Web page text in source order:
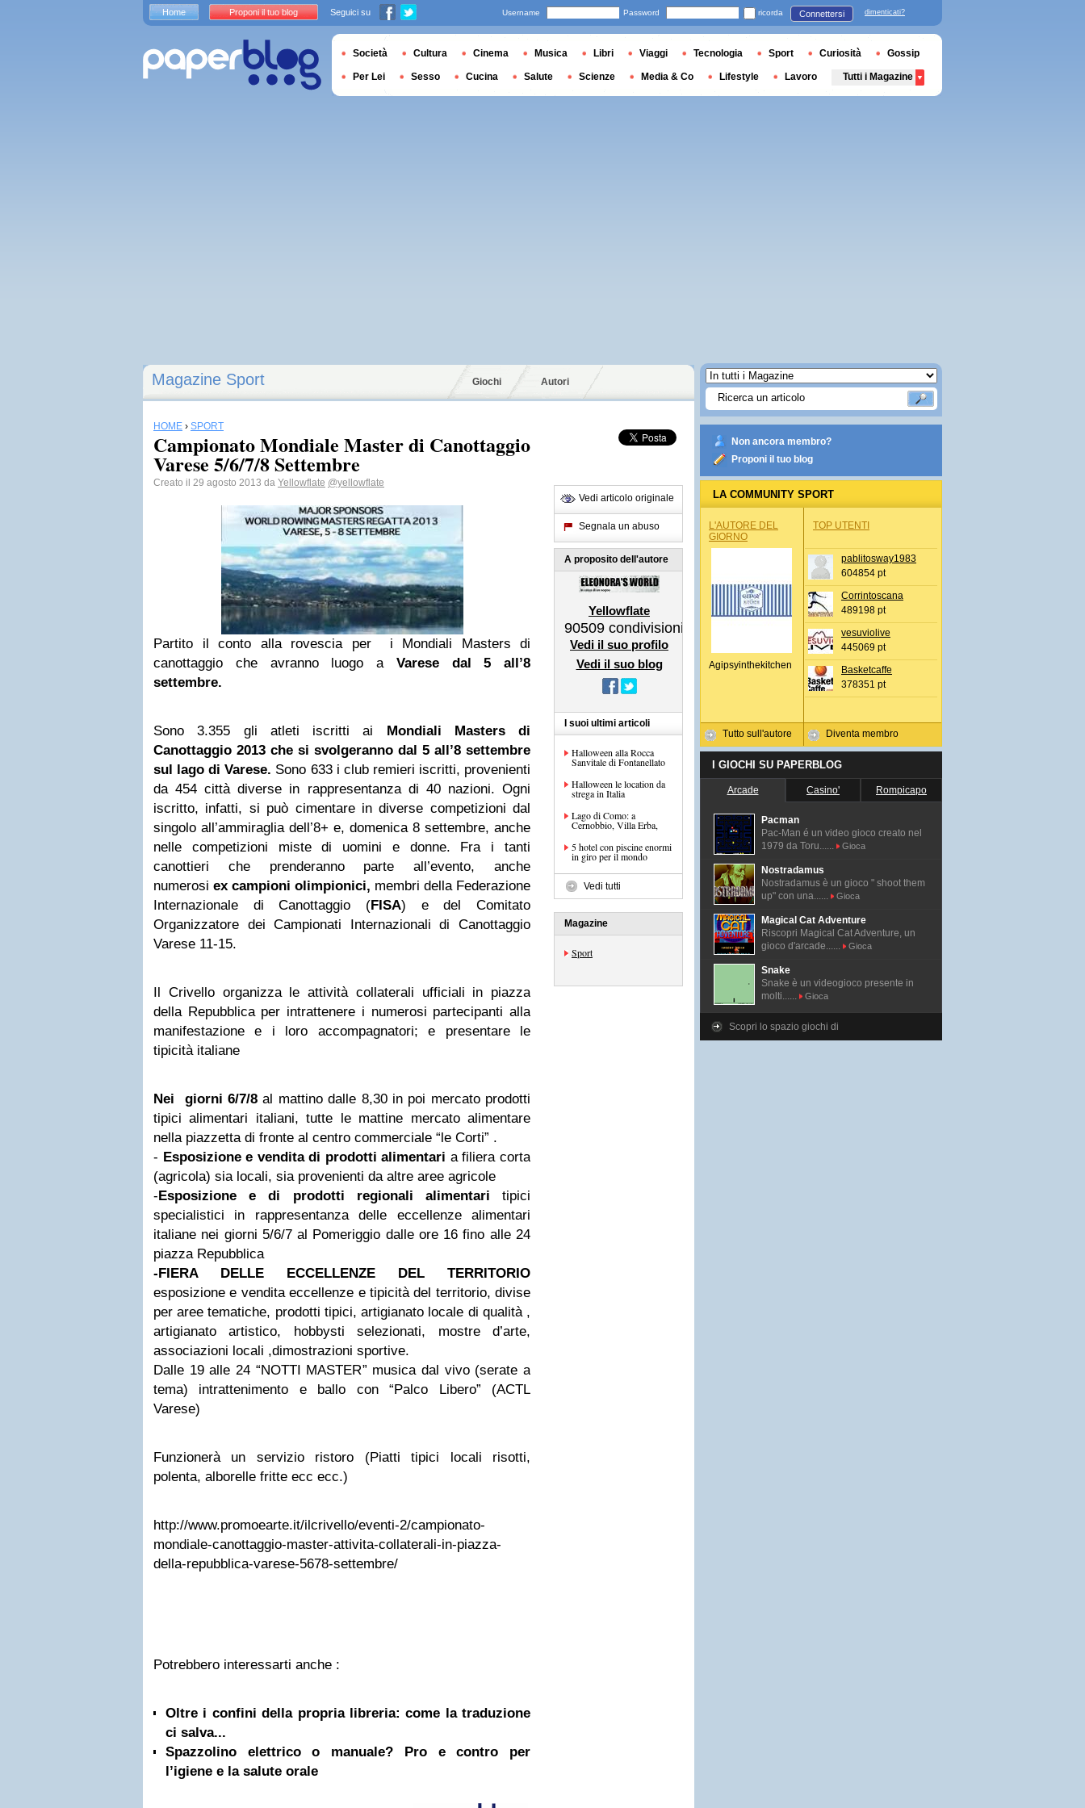
Magazine Sport Giochi Autori
HOME › SPORT
Campionato Mondiale Master di Canottaggio
Varese 5/6/7/8 Settembre
Creato il 29 agosto 2013 da Yellowflate @yellowflate
Partito il conto alla rovescia per i Mondiali Masters di
canottaggio che avranno luogo a Varese dal 5 all’8
settembre.
Sono 3.355 gli atleti iscritti ai Mondiali Masters di
Canottaggio 2013 che si svolgeranno dal 5 all’8 settembre
sul lago di Varese. Sono 633 i club remieri iscritti, provenienti
da 454 città diverse in rappresentanza di 40 nazioni. Ogni
iscritto, infatti, si può cimentare in diverse competizioni dal
singolo all’ammiraglia dell’8+ e, domenica 8 settembre, anche
nelle competizioni miste di uomini e donne. Fra i tanti
canottieri che prenderanno parte all’evento, anche
numerosi ex campioni olimpionici, membri della Federazione
Internazionale di Canottaggio (FISA) e del Comitato
Organizzatore dei Campionati Internazionali di Canottaggio
Varese 11-15.
Il Crivello organizza le attività collaterali ufficiali in piazza
della Repubblica per intrattenere i numerosi partecipanti alla
manifestazione e i loro accompagnatori; e presentare le
tipicità italiane
Nei giorni 6/7/8 al mattino dalle 8,30 in poi mercato prodotti
tipici alimentari italiani, tutte le mattine mercato alimentare
nella piazzetta di fronte al centro commerciale “le Corti” .
- Esposizione e vendita di prodotti alimentari a filiera corta
(agricola) sia locali, sia provenienti da altre aree agricole
-Esposizione e di prodotti regionali alimentari tipici
specialistici in rappresentanza delle eccellenze alimentari
italiane nei giorni 5/6/7 al Pomeriggio dalle ore 16 fino alle 24
piazza Repubblica
-FIERA DELLE ECCELLENZE DEL TERRITORIO
esposizione e vendita eccellenze e tipicità del territorio, divise
per aree tematiche, prodotti tipici, artigianato locale di qualità ,
artigianato artistico, hobbysti selezionati, mostre d’arte,
associazioni locali ,dimostrazioni sportive.
Dalle 19 alle 24 “NOTTI MASTER” musica dal vivo (serate a
tema) intrattenimento e ballo con “Palco Libero” (ACTL
Varese)
Funzionerà un servizio ristoro (Piatti tipici locali risotti,
polenta, alborelle fritte ecc ecc.)
http://www.promoearte.it/ilcrivello/eventi-2/campionato-
mondiale-canottaggio-master-attivita-collaterali-in-piazza-
della-repubblica-varese-5678-settembre/
Potrebbero interessarti anche :
Oltre i confini della propria libreria: come la traduzione
ci salva...
Spazzolino elettrico o manuale? Pro e contro per
l’igiene e la salute orale
Vedi articolo originale
Segnala un abuso
A proposito dell'autore
Yellowflate
90509 condivisioni
Vedi il suo profilo
Vedi il suo blog
I suoi ultimi articoli
Halloween alla Rocca
Sanvitale di Fontanellato
Halloween le location da
strega in Italia
Lago di Como: a
Cernobbio, Villa Erba,
5 hotel con piscine enormi
in giro per il mondo
Vedi tutti
Magazine
Sport
Non ancora membro?
Proponi il tuo blog
LA COMMUNITY SPORT
L'AUTORE DEL
GIORNO
Agipsyinthekitchen
Tutto sull'autore
TOP UTENTI
pablitosway1983
604854 pt
Corrintoscana
489198 pt
vesuviolive
445069 pt
Basketcaffe
378351 pt
Diventa membro
I GIOCHI SU PAPERBLOG
Arcade Casino' Rompicapo
Pacman
Pac-Man é un video gioco creato nel
1979 da Toru......
Gioca
Nostradamus
Nostradamus è un gioco " shoot them
up" con una......
Gioca
Magical Cat Adventure
Riscopri Magical Cat Adventure, un
gioco d'arcade......
Gioca
Snake
Snake è un videogioco presente in
molti......
Gioca
Scopri lo spazio giochi di
Home Proponi il tuo blog Seguici su Username Password ricorda Connettersi dimenticati?
Società Cultura Cinema Musica Libri Viaggi Tecnologia Sport Curiosità Gossip
Per Lei Sesso Cucina Salute Scienze Media & Co Lifestyle Lavoro Tutti i Magazine